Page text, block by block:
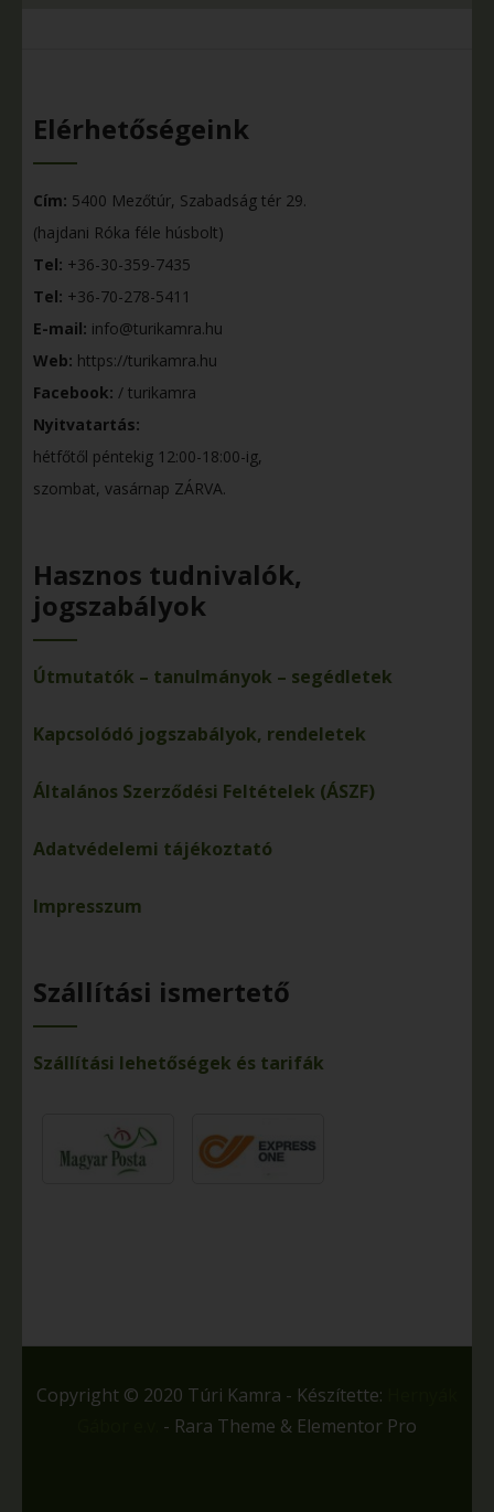
Elérhetőségeink
Cím: 5400 Mezőtúr, Szabadság tér 29.
(hajdani Róka féle húsbolt)
Tel: +36-30-359-7435
Tel: +36-70-278-5411
E-mail: info@turikamra.hu
Web: https://turikamra.hu
Facebook: / turikamra
Nyitvatartás:
hétfőtől péntekig 12:00-18:00-ig,
szombat, vasárnap ZÁRVA.
Hasznos tudnivalók,
jogszabályok
Útmutatók – tanulmányok – segédletek
Kapcsolódó jogszabályok, rendeletek
Általános Szerződési Feltételek (ÁSZF)
Adatvédelemi tájékoztató
Impresszum
Szállítási ismertető
Szállítási lehetőségek és tarifák
Copyright © 2020 Túri Kamra - Készítette:
- Rara Theme & Elementor Pro